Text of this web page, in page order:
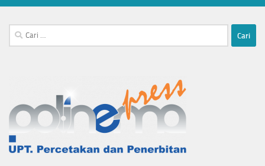
Cari
untuk: